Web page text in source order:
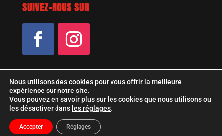
SUIVEZ-NOUS SUR
© 2021 Pan! La Compagnie a.s.b.l.
Design by NoprobZ
Nous utilisons des cookies pour vous offrir la meilleure
expérience sur notre site.
Vous pouvez en savoir plus sur les cookies que nous utilisons ou
les désactiver dans les réglages.
Accepter Réglages